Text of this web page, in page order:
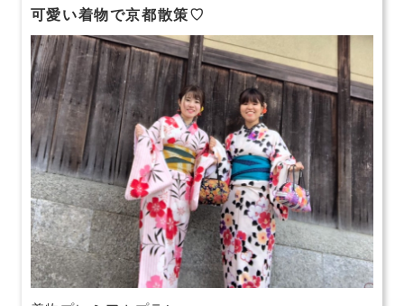
可愛い着物で京都散策♡